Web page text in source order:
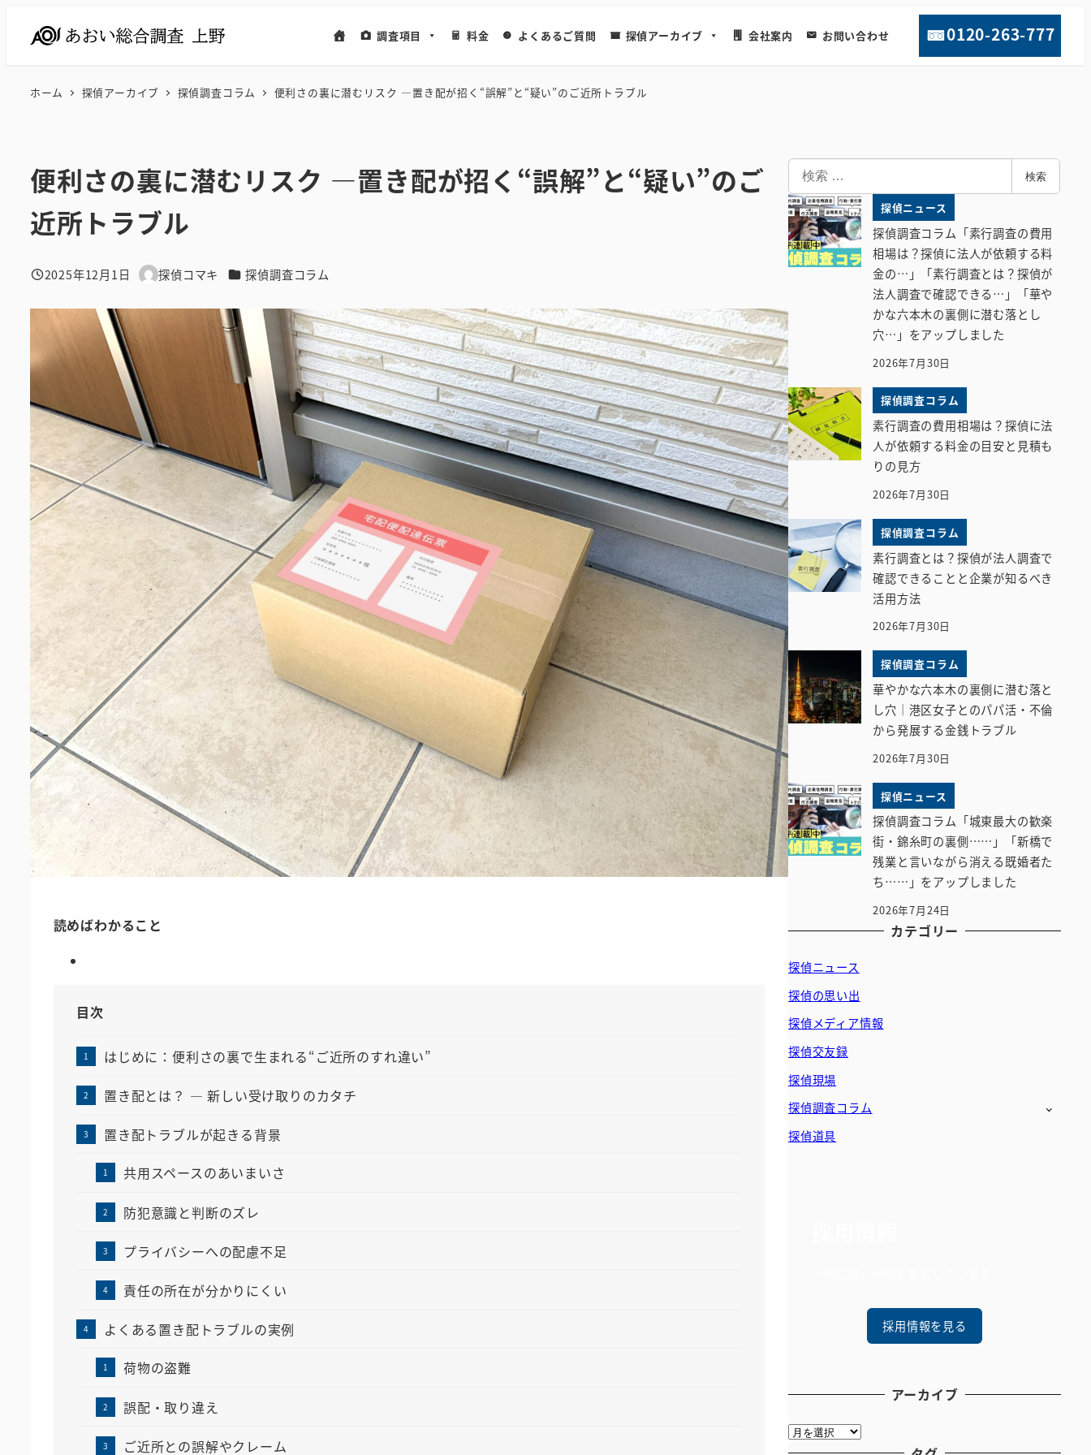
調査項目 料金 よくあるご質問 探偵アーカイブ 会社案内 お問い合わせ 0120-263-777
ホーム 探偵アーカイブ 探偵調査コラム 便利さの裏に潜むリスク ―置き配が招く“誤解”と“疑い”のご近所トラブル
便利さの裏に潜むリスク ―置き配が招く“誤解”と“疑い”のご
近所トラブル
投稿日
2025年12月1日
著
探偵コマキ カテゴリー
探偵調査コラム
読めばわかること
目次
はじめに：便利さの裏で生まれる“ご近所のすれ違い”
置き配とは？ ― 新しい受け取りのカタチ
置き配トラブルが起きる背景
共用スペースのあいまいさ
防犯意識と判断のズレ
プライバシーへの配慮不足
責任の所在が分かりにくい
よくある置き配トラブルの実例
荷物の盗難
誤配・取り違え
ご近所との誤解やクレーム
索
検索
探偵ニュース
探偵調査コラム「素行調査の費用
相場は？探偵に法人が依頼する料
金の…」「素行調査とは？探偵が
法人調査で確認できる…」「華や
かな六本木の裏側に潜む落とし
穴…」をアップしました
2026年7月30日
探偵調査コラム
素行調査の費用相場は？探偵に法
人が依頼する料金の目安と見積も
りの見方
2026年7月30日
探偵調査コラム
素行調査とは？探偵が法人調査で
確認できることと企業が知るべき
活用方法
2026年7月30日
探偵調査コラム
華やかな六本木の裏側に潜む落と
し穴｜港区女子とのパパ活・不倫
から発展する金銭トラブル
2026年7月30日
探偵ニュース
探偵調査コラム「城東最大の歓楽
街・錦糸町の裏側……」「新橋で
残業と言いながら消える既婚者た
ち……」をアップしました
2026年7月24日
カテゴリー
探偵ニュース
探偵の思い出
探偵メディア情報
探偵交友録
探偵現場
探偵調査コラム
探偵道具
採用情報を見る
アーカイブ
ア
ー